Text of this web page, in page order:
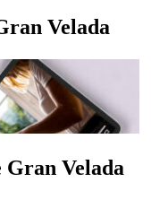
Velada
Gran Velada